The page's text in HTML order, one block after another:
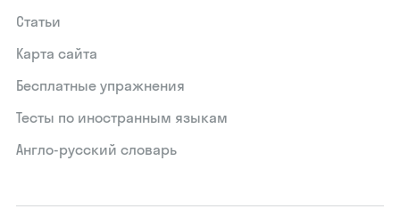
Статьи
Карта сайта
Бесплатные упражнения
Тесты по иностранным языкам
Англо-русский словарь